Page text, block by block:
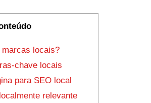
locais?
chave locais
para SEO local
relevante